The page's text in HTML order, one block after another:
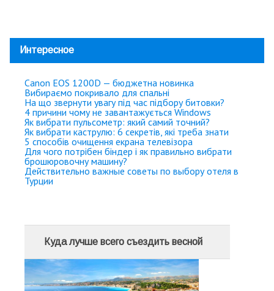
Интересное
Canon EOS 1200D — бюджетна новинка
Вибираємо покривало для спальні
На що звернути увагу під час підбору битовки?
4 причини чому не завантажується Windows
Як вибрати пульсометр: який самий точний?
Як вибрати каструлю: 6 секретів, які треба знати
5 способів очищення екрана телевізора
Для чого потрібен біндер і як правильно вибрати
брошюровочну машину?
Действительно важные советы по выбору отеля в
Турции
Куда лучше всего съездить весной